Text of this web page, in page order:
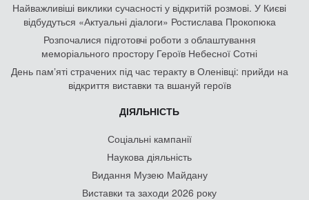
Найважливіші виклики сучасності у відкритій розмові. У Києві
відбудуться «Актуальні діалоги» Ростислава Прокопюка
Розпочалися підготовчі роботи з облаштування
меморіального простору Героїв Небесної Сотні
День памʼяті страчених під час теракту в Оленівці: прийди на
відкриття виставки та вшануй героїв
ДІЯЛЬНІСТЬ
Соціальні кампанії
Наукова діяльність
Видання Музею Майдану
Виставки та заходи 2026 року